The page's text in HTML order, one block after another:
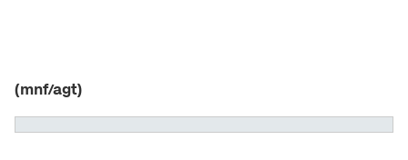
(mnf/agt)